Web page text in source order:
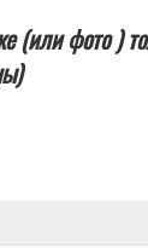
(или фото )